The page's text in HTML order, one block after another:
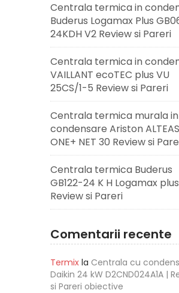
Centrala termica in
Buderus Logamax Plus
24KDH V2 Review si Pareri
Centrala termica in
VAILLANT ecoTEC plus VU
25CS/1-5 Review si Pareri
Centrala termica murala in
condensare Ariston ALTEAS
ONE+ NET 30 Review si
Centrala termica Buderus
GB122-24 K H Logamax plus
Review si Pareri
Comentarii recente
Termixla Centrala cu
Daikin 24 kW D2CND024A1A |
si Pareri obiective